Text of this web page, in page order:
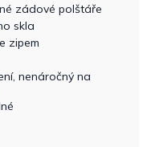
zádové polštáře
skla
zipem
nenáročný na